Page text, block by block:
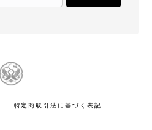
特定商取引法に基づく表記